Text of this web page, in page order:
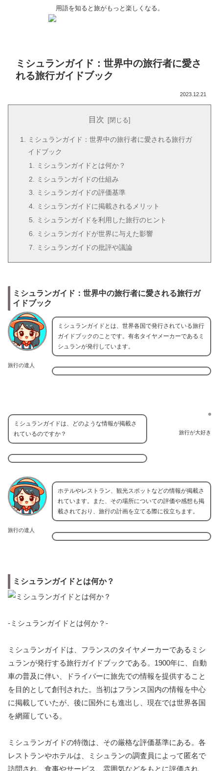
用語を知ると旅がもっと楽しくなる。
ミシュランガイド：世界中の旅行者に愛さ
れる旅行ガイドブック
2023.12.21
目次
ミシュランガイド：世界中の旅行者に愛される旅行ガ
イドブック
ミシュランガイドとは何か？
ミシュランガイドの仕組み
ミシュランガイドの評価基準
ミシュランガイドに掲載されるメリット
ミシュランガイドを利用した旅行のヒント
ミシュランガイドが世界に与えた影響
ミシュランガイドの批評や議論
ミシュランガイド：世界中の旅行者に愛される旅行ガ
イドブック
旅行の達人
ミシュランガイドとは、世界各国で発行されている旅行
ガイドブックのことです。有名タイヤメーカーであるミ
シュランが発行しています。
旅行が大好き
ミシュランガイドは、どのような情報が掲載さ
れているのですか？
旅行の達人
ホテルやレストラン、観光スポットなどの情報が掲載さ
れています。また、その場所についての評価や感想も掲
載されており、旅行の計画を立てる際に役立ちます。
ミシュランガイドとは何か？
-ミシュランガイドとは何か？-
ミシュランガイドは、フランスのタイヤメーカーであるミシ
ュランが発行する旅行ガイドブックである。1900年に、自動
車の普及に伴い、ドライバーに旅先での情報を提供すること
を目的として創刊された。当初はフランス国内の情報を中心
に掲載していたが、後に国外にも進出し、現在では世界各国
を網羅している。
ミシュランガイドの特徴は、その厳格な評価基準にある。各
レストランやホテルは、ミシュランの調査員によって匿名で
訪問され、食事やサービス、雰囲気などをもとに評価され